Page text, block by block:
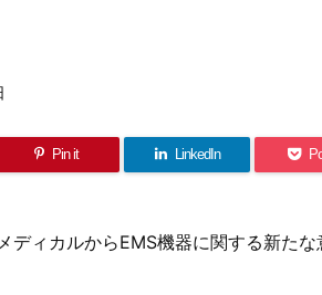
Pin it LinkedIn
ディカルからEMS機器に関する新た